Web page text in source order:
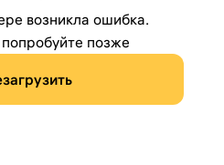
возникла ошибка.
позже